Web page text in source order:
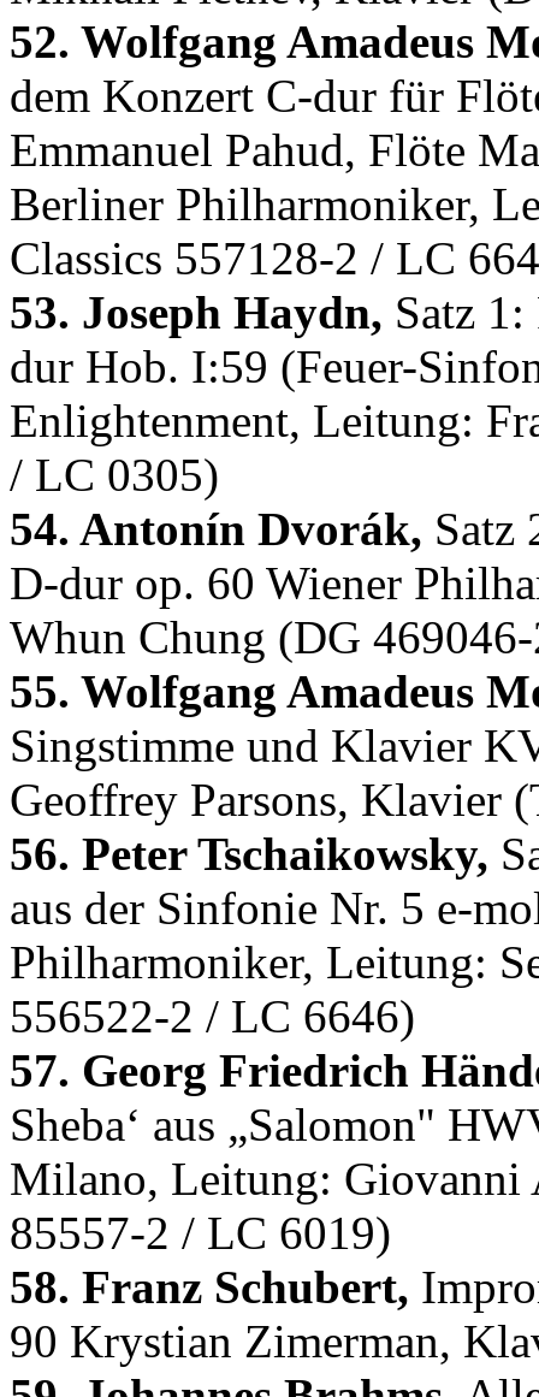
52. Wolfgang Amadeus
dem Konzert C-dur für
Emmanuel Pahud, Flöte
Berliner Philharmoniker,
Classics 557128-2 / LC
53. Joseph Haydn, Satz
dur Hob. I:59 (Feuer-
Enlightenment, Leitung:
/ LC 0305)
54. Antonín Dvorák, Satz
D-dur op. 60 Wiener
Whun Chung (DG
55. Wolfgang Amadeus
Singstimme und Klavier
Geoffrey Parsons, Klavier
56. Peter Tschaikowsky,
aus der Sinfonie Nr. 5 e-
Philharmoniker, Leitung:
556522-2 / LC 6646)
57. Georg Friedrich
Sheba‘ aus „Salomon"
Milano, Leitung: Giovanni
85557-2 / LC 6019)
58. Franz Schubert,
90 Krystian Zimerman,